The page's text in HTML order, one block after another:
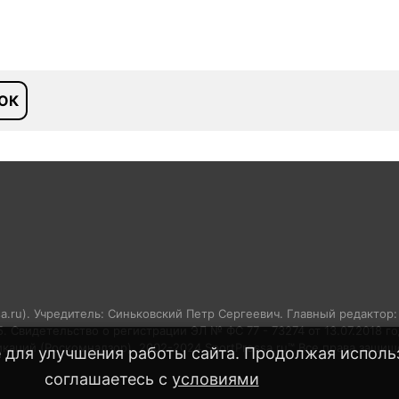
улучшения работы сайта. Продолжая
соглашаетесь с условиями
Учредитель: Синьковский Петр Сергеевич. Главный
о регистрации ЭЛ № ФС 77 - 73274 от 13.07.2018
(Роскомнадзор). 2002-2024 SportPressa.ru™ Все права